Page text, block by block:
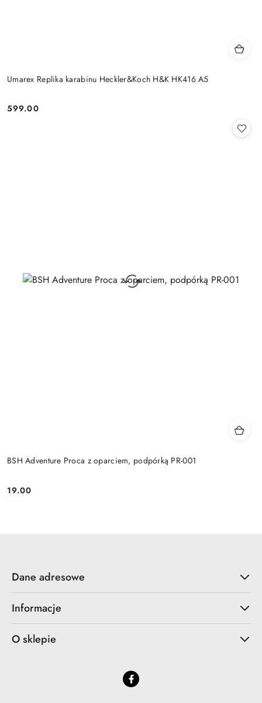
Umarex Replika karabinu Heckler&Koch H&K HK416 A5
Cena:
599.00
BSH Adventure Proca z oparciem, podpórką PR-001
Cena:
19.00
Dane adresowe
Informacje
O sklepie